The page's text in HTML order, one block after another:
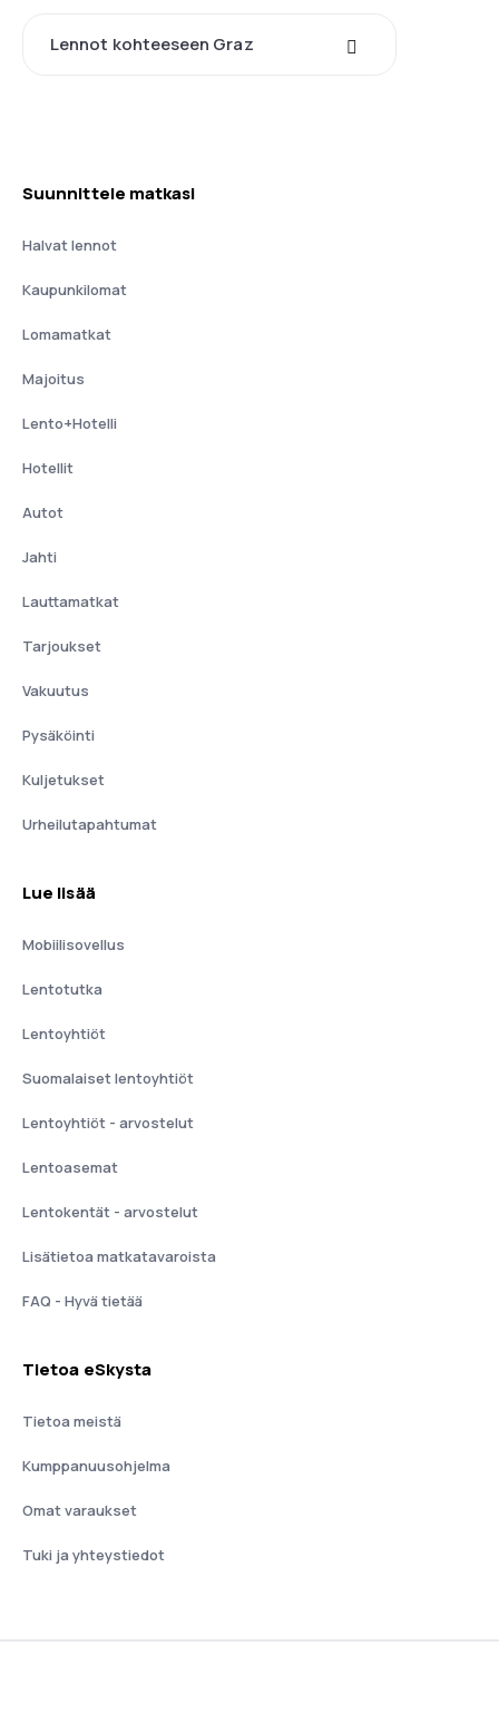
Lennot kohteeseen Graz
Suunnittele matkasi
Halvat lennot
Kaupunkilomat
Lomamatkat
Majoitus
Lento+Hotelli
Hotellit
Autot
Jahti
Lauttamatkat
Tarjoukset
Vakuutus
Pysäköinti
Kuljetukset
Urheilutapahtumat
Lue lisää
Mobiilisovellus
Lentotutka
Lentoyhtiöt
Suomalaiset lentoyhtiöt
Lentoyhtiöt - arvostelut
Lentoasemat
Lentokentät - arvostelut
Lisätietoa matkatavaroista
FAQ - Hyvä tietää
Tietoa eSkysta
Tietoa meistä
Kumppanuusohjelma
Omat varaukset
Tuki ja yhteystiedot